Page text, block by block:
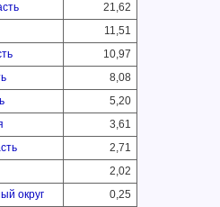
21,62
11,51
10,97
8,08
5,20
3,61
2,71
2,02
округ 0,25